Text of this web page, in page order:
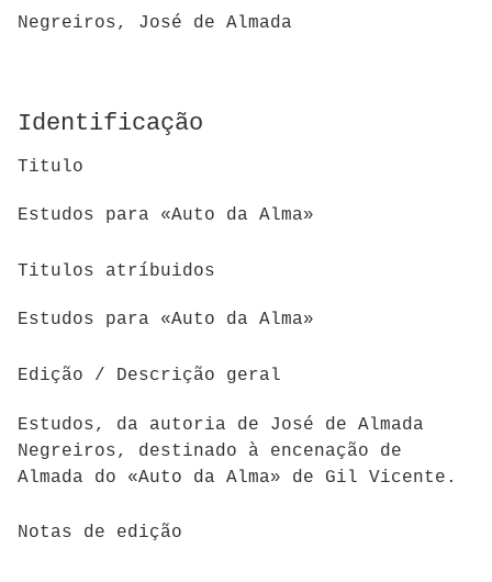
Negreiros, José de Almada
Identificação
Titulo
Estudos para «Auto da Alma»
Titulos atríbuidos
Estudos para «Auto da Alma»
Edição / Descrição geral
Estudos, da autoria de José de Almada
Negreiros, destinado à encenação de
Almada do «Auto da Alma» de Gil Vicente.
Notas de edição